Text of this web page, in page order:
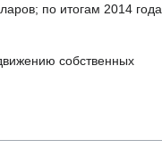
по итогам 2014 года
собственных